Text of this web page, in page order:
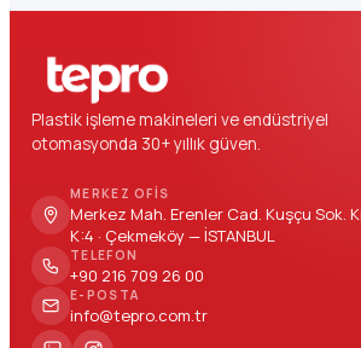
Plastik işleme makineleri ve endüstriyel
otomasyonda 30+ yıllık güven.
MERKEZ OFIS
Merkez Mah. Erenler Cad. Kuşçu Sok.
K:4 · Çekmeköy — İSTANBUL
TELEFON
+90 216 709 26 00
E-POSTA
info@tepro.com.tr